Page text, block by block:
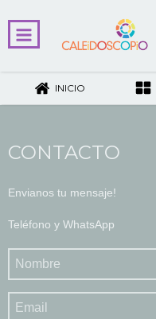
INICIO
CONTACTO
Envianos tu mensaje!
Teléfono y WhatsApp